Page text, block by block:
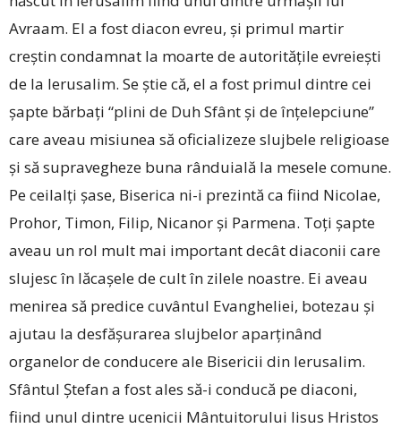
Avraam. El a fost diacon evreu, şi primul martir
creştin condamnat la moarte de autorităţile evreieşti
de la Ierusalim. Se ştie că, el a fost primul dintre cei
şapte bărbaţi “plini de Duh Sfânt şi de înțelepciune”
care aveau misiunea să oficializeze slujbele religioase
și să supravegheze buna rânduială la mesele comune.
Pe ceilalți șase, Biserica ni-i prezintă ca fiind Nicolae,
Prohor, Timon, Filip, Nicanor şi Parmena. Toți șapte
aveau un rol mult mai important decât diaconii care
slujesc în lăcașele de cult în zilele noastre. Ei aveau
menirea să predice cuvântul Evangheliei, botezau și
ajutau la desfășurarea slujbelor aparținând
organelor de conducere ale Bisericii din Ierusalim.
Sfântul Ștefan a fost ales să-i conducă pe diaconi,
fiind unul dintre ucenicii Mântuitorului Iisus Hristos